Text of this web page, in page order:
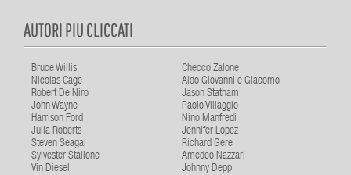
AUTORI PIU CLICCATI
Bruce Willis
Checco Zalone
Nicolas Cage
Aldo Giovanni e Giacomo
Robert De Niro
Jason Statham
John Wayne
Paolo Villaggio
Harrison Ford
Nino Manfredi
Julia Roberts
Jennifer Lopez
Steven Seagal
Richard Gere
Sylvester Stallone
Amedeo Nazzari
Vin Diesel
Johnny Depp